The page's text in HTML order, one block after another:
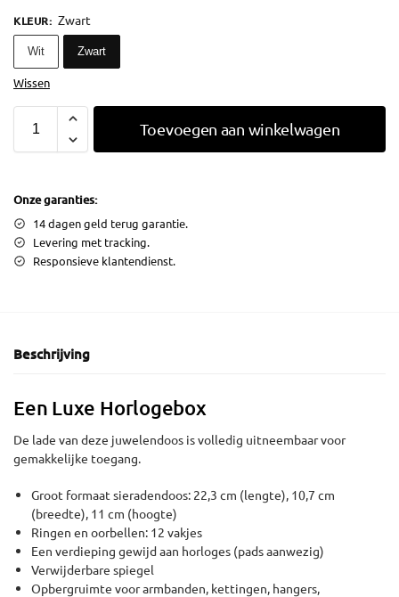
KLEUR: Zwart
Wit Zwart
Wissen
Toevoegen aan winkelwagen
Onze garanties:
14 dagen geld terug garantie.
Levering met tracking.
Responsieve klantendienst.
Beschrijving
Een Luxe Horlogebox
De lade van deze juwelendoos is volledig uitneembaar voor
gemakkelijke toegang.
Groot formaat sieradendoos: 22,3 cm (lengte), 10,7 cm
(breedte), 11 cm (hoogte)
Ringen en oorbellen: 12 vakjes
Een verdieping gewijd aan horloges (pads aanwezig)
Verwijderbare spiegel
Opbergruimte voor armbanden, kettingen, hangers,